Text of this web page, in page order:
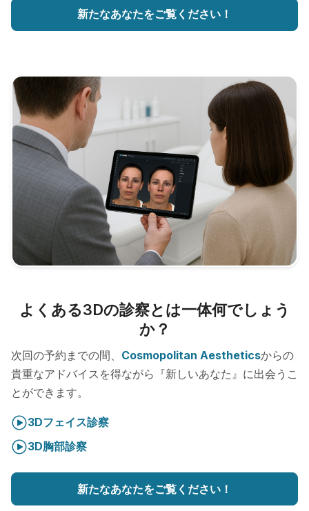
新たなあなたをご覧ください！
よくある3Dの診察とは一体何でしょう
か？
次回の予約までの間、 Cosmopolitan Aestheticsからの
貴重なアドバイスを得ながら『新しいあなた』に出会うこ
とができます。
3Dフェイス診察
3D胸部診察
新たなあなたをご覧ください！